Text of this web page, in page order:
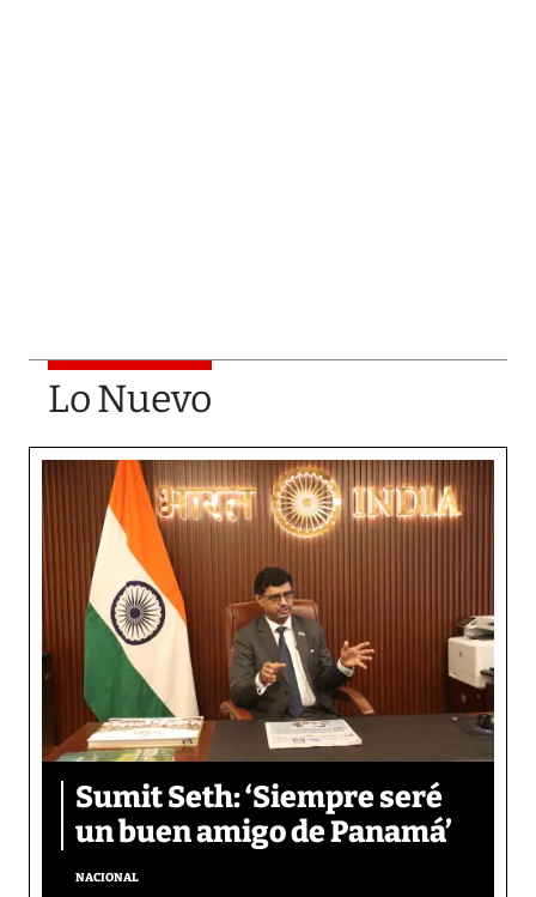
Lo Nuevo
Sumit Seth: ‘Siempre seré
un buen amigo de Panamá’
NACIONAL